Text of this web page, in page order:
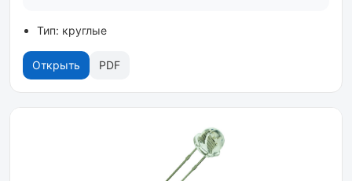
Тип: круглые
Открыть PDF